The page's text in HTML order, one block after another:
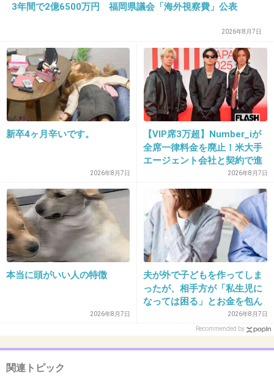
33. 匿名2013/02/15(金) 16:53:51
韓国は年配者を敬うようにしつけられてるから
母親には刃向かえないんだろうね
+12 -1
親が子供のお年玉を奪うって・・・
どこまでもガメつい国民なんだ！
+11 -2
これがチョンのガメツさ。
国民性が良く分かるわ。
3年間で2億6500万円 福岡県議会「海外視察費」公表
2026年8月7日
新卒4ヶ月辛いです。
2026年8月7日
【VIP席3万超】Number_iが
全席一律料金を廃止！米大手
エージェント会社と契約で進
2026年8月7日
本当に頭がいい人の特徴
2026年8月7日
夫が外で子どもを作ってしま
ったが、相手方が「私生児に
なっては困る」とお金を包ん
で頭を下げに来ても応じず、
晩年まで離婚に応じなかった
る」「これ本人幸せなの？」
2026年8月7日
Recommended by
関連トピック